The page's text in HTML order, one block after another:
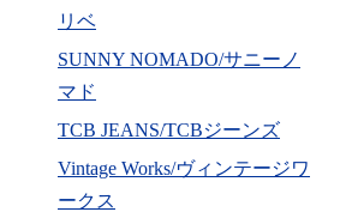
リベ
SUNNY NOMADO/サニーノ
マド
TCB JEANS/TCBジーンズ
Vintage Works/ヴィンテージワ
ークス